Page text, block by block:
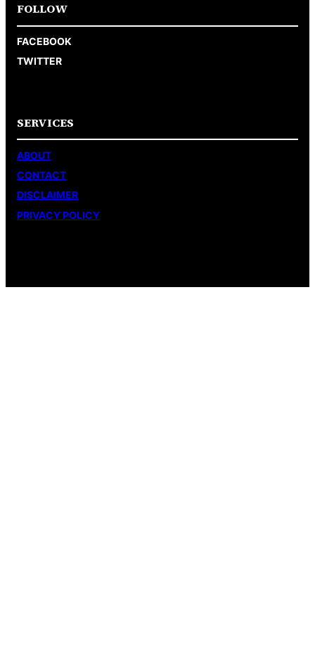
FOLLOW
FACEBOOK
TWITTER
SERVICES
ABOUT
CONTACT
DISCLAIMER
PRIVACY POLICY